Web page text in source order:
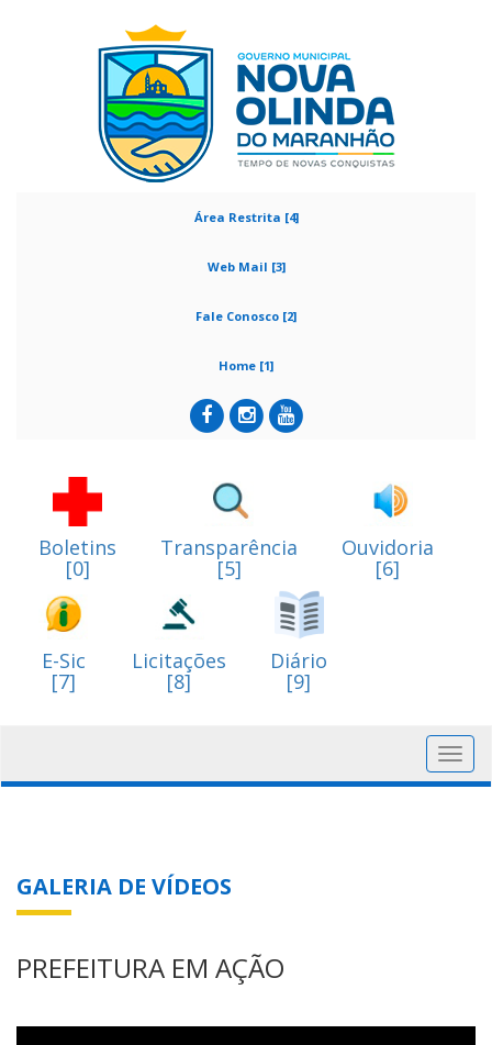
Área Restrita [4]
Web Mail [3]
Fale Conosco [2]
Home [1]
Boletins
[0]
Transparência
[5]
Ouvidoria
[6]
E-Sic
[7]
Licitações
[8]
Diário
[9]
GALERIA DE VÍDEOS
PREFEITURA EM AÇÃO